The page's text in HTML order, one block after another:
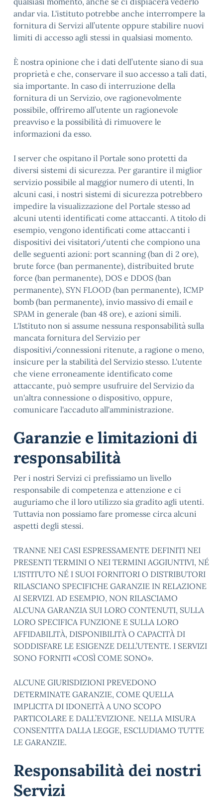
andar via. L'istituto potrebbe anche interrompere la
fornitura di Servizi all’utente oppure stabilire nuovi
limiti di accesso agli stessi in qualsiasi momento.
È nostra opinione che i dati dell’utente siano di sua
proprietà e che, conservare il suo accesso a tali dati,
sia importante. In caso di interruzione della
fornitura di un Servizio, ove ragionevolmente
possibile, offriremo all’utente un ragionevole
preavviso e la possibilità di rimuovere le
informazioni da esso.
I server che ospitano il Portale sono protetti da
diversi sistemi di sicurezza. Per garantire il miglior
servizio possibile al maggior numero di utenti, In
alcuni casi, i nostri sistemi di sicurezza potrebbero
impedire la visualizzazione del Portale stesso ad
alcuni utenti identificati come attaccanti. A titolo di
esempio, vengono identificati come attaccanti i
dispositivi dei visitatori/utenti che compiono una
delle seguenti azioni: port scanning (ban di 2 ore),
brute force (ban permanente), distribuited brute
force (ban permanente), DOS e DDOS (ban
permanente), SYN FLOOD (ban permanente), ICMP
bomb (ban permanente), invio massivo di email e
SPAM in generale (ban 48 ore), e azioni simili.
L'Istituto non si assume nessuna responsabilità sulla
mancata fornitura del Servizio per
dispositivi/connessioni ritenute, a ragione o meno,
insicure per la stabilità del Servizio stesso. L'utente
che viene erroneamente identificato come
attaccante, può sempre usufruire del Servizio da
un'altra connessione o dispositivo, oppure,
comunicare l'accaduto all'amministrazione.
Garanzie e limitazioni di
responsabilità
Per i nostri Servizi ci prefissiamo un livello
responsabile di competenza e attenzione e ci
auguriamo che il loro utilizzo sia gradito agli utenti.
Tuttavia non possiamo fare promesse circa alcuni
aspetti degli stessi.
TRANNE NEI CASI ESPRESSAMENTE DEFINITI NEI
PRESENTI TERMINI O NEI TERMINI AGGIUNTIVI, NÉ
L'ISTITUTO NÉ I SUOI FORNITORI O DISTRIBUTORI
RILASCIANO SPECIFICHE GARANZIE IN RELAZIONE
AI SERVIZI. AD ESEMPIO, NON RILASCIAMO
ALCUNA GARANZIA SUI LORO CONTENUTI, SULLA
LORO SPECIFICA FUNZIONE E SULLA LORO
AFFIDABILITÀ, DISPONIBILITÀ O CAPACITÀ DI
SODDISFARE LE ESIGENZE DELL’UTENTE. I SERVIZI
SONO FORNITI «COSÌ COME SONO».
ALCUNE GIURISDIZIONI PREVEDONO
DETERMINATE GARANZIE, COME QUELLA
IMPLICITA DI IDONEITÀ A UNO SCOPO
PARTICOLARE E DALL’EVIZIONE. NELLA MISURA
CONSENTITA DALLA LEGGE, ESCLUDIAMO TUTTE
LE GARANZIE.
Responsabilità dei nostri
Servizi